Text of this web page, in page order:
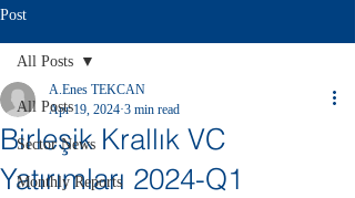
Post
All Posts
Sector News
Monthly Reports
All Posts
Birleşik Krallık VC
Yatırımları 2024-Q1
A.Enes TEKCAN
Apr 19, 2024 3 min read